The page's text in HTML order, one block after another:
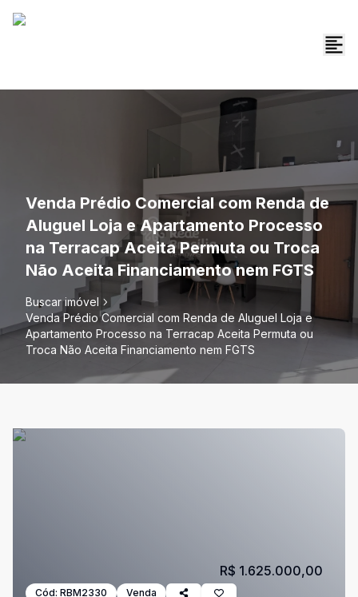
Venda Prédio Comercial com Renda de
Aluguel Loja e Apartamento Processo
na Terracap Aceita Permuta ou Troca
Não Aceita Financiamento nem FGTS
Buscar imóvel
Venda Prédio Comercial com Renda de Aluguel Loja e
Apartamento Processo na Terracap Aceita Permuta ou
Troca Não Aceita Financiamento nem FGTS
Cód: RBM2330 Venda
R$ 1.625.000,00